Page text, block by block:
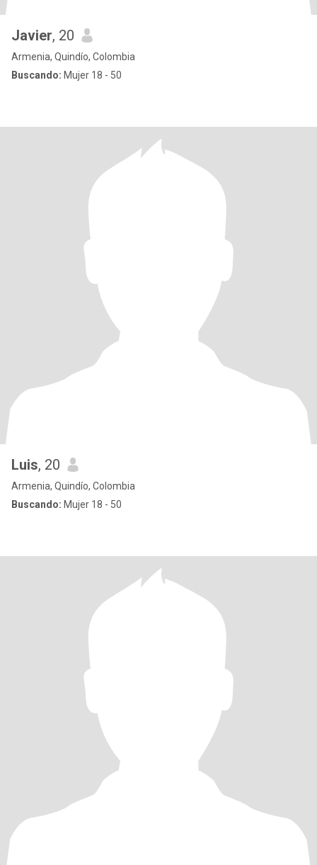
Javier, 20
Armenia, Quindío, Colombia
Buscando: Mujer 18 - 50
Luis, 20
Armenia, Quindío, Colombia
Buscando: Mujer 18 - 50